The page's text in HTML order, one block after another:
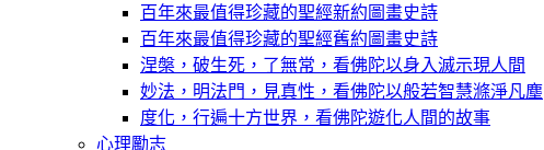
百年來最值得珍藏的聖經新約圖畫史詩
百年來最值得珍藏的聖經舊約圖畫史詩
涅槃，破生死，了無常，看佛陀以身入滅示現人間
妙法，明法門，見真性，看佛陀以般若智慧滌淨凡塵
度化，行遍十方世界，看佛陀遊化人間的故事
心理勵志